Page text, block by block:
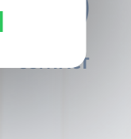
CONTACT